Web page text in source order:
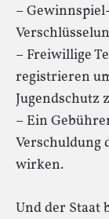
–
– Freiwillige
registrieren
Jugendschutz
– Ein
Verschuldung
wirken.
Und der Staat